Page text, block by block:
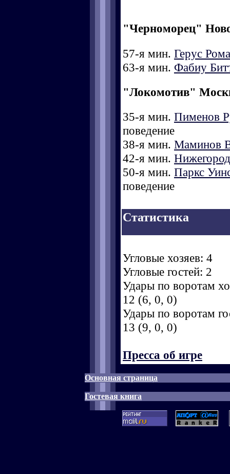
"Черноморец"
57-я мин. Герус
63-я мин. Фабиу
"Локомотив"
35-я мин. Пименов
поведение
38-я мин. Маминов
42-я мин.
50-я мин. Паркс
поведение
Статистика
Угловые хозяев: 4
Угловые гостей: 2
Удары по воротам
12 (6, 0, 0)
Удары по воротам
13 (9, 0, 0)
Пресса об игре
Основная страница
Гостевая книга